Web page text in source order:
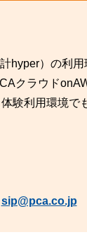
hyper）の利
クラウド
験利用環境で
sip@pca.co.jp